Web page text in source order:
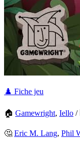
♟️ Fiche jeu
🏠 Gamewright, Iello /
🤔 Eric M. Lang, Phil